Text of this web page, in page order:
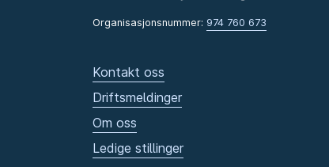
Organisasjonsnummer: 974 760 673
Kontakt oss
Driftsmeldinger
Om oss
Ledige stillinger